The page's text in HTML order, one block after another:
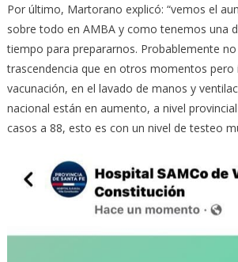
Por último, Martorano explicó: “vemos el
sobre todo en AMBA y como tenemos una
tiempo para prepararnos. Probablemente
trascendencia que en otros momentos pero
vacunación, en el lavado de manos y
nacional están en aumento, a nivel
casos a 88, esto es con un nivel de testeo